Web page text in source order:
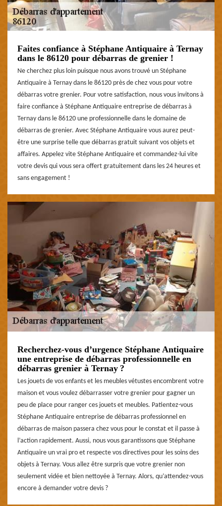
Faites confiance à Stéphane Antiquaire à Ternay
dans le 86120 pour débarras de grenier !
Ne cherchez plus loin puisque nous avons trouvé un Stéphane
Antiquaire à Ternay dans le 86120 près de chez vous pour votre
débarras votre grenier. Pour votre satisfaction, nous vous invitons à
faire confiance à Stéphane Antiquaire entreprise de débarras à
Ternay dans le 86120 une professionnelle dans le domaine de
débarras de grenier. Avec Stéphane Antiquaire vous aurez peut-
être une surprise telle que débarras gratuit suivant vos objets et
affaires. Appelez vite Stéphane Antiquaire et commandez-lui vite
votre devis qui vous sera offert gratuitement dans les 24 heures et
sans engagement !
Recherchez-vous d’urgence Stéphane Antiquaire
une entreprise de débarras professionnelle en
débarras grenier à Ternay ?
Les jouets de vos enfants et les meubles vétustes encombrent votre
maison et vous voulez débarrasser votre grenier pour gagner un
peu de place pour ranger ces jouets et meubles. Patientez-vous
Stéphane Antiquaire entreprise de débarras professionnel en
débarras de maison passera chez vous pour le constat et il passe à
l’action rapidement. Aussi, nous vous garantissons que Stéphane
Antiquaire un vrai pro et respecte vos directives pour les soins des
objets à Ternay. Vous allez être surpris que votre grenier non
seulement vidée et bien nettoyée à Ternay. Alors, qu’attendez-vous
encore à demander votre devis ?